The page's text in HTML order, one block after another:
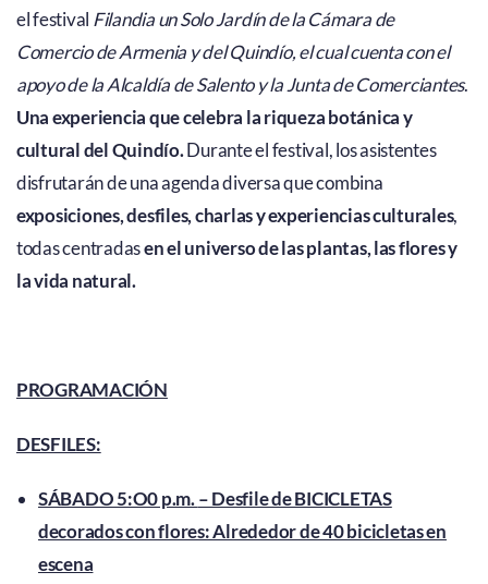
el festival Filandia un Solo Jardín de la Cámara de
Comercio de Armenia y del Quindío, el cual cuenta con el
apoyo de la Alcaldía de Salento y la Junta de Comerciantes.
Una experiencia que celebra la riqueza botánica y
cultural del Quindío.Durante el festival, los asistentes
disfrutarán de una agenda diversa que combina
exposiciones, desfiles, charlas y experiencias culturales,
todas centradasen el universo de las plantas, las flores y
la vida natural.
PROGRAMACIÓN
DESFILES:
SÁBADO 5:O0 p.m.– Desfile de BICICLETAS
decorados con flores: Alrededor de 40 bicicletas en
escena